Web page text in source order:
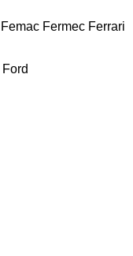
Femac Fermec Ferrari
Ford